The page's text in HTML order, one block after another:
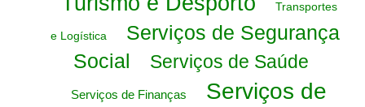
Transportes
e Logística
Serviços de Segurança
Social
Serviços de Saúde
Serviços de Finanças
Serviços de